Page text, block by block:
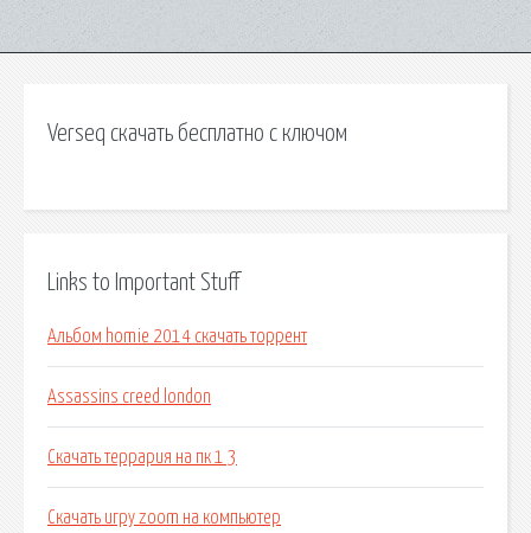
Verseq скачать бесплатно c ключом
Links to Important Stuff
Альбом homie 2014 скачать торрент
Assassins creed london
Скачать террария на пк 1 3
Скачать игру zoom на компьютер